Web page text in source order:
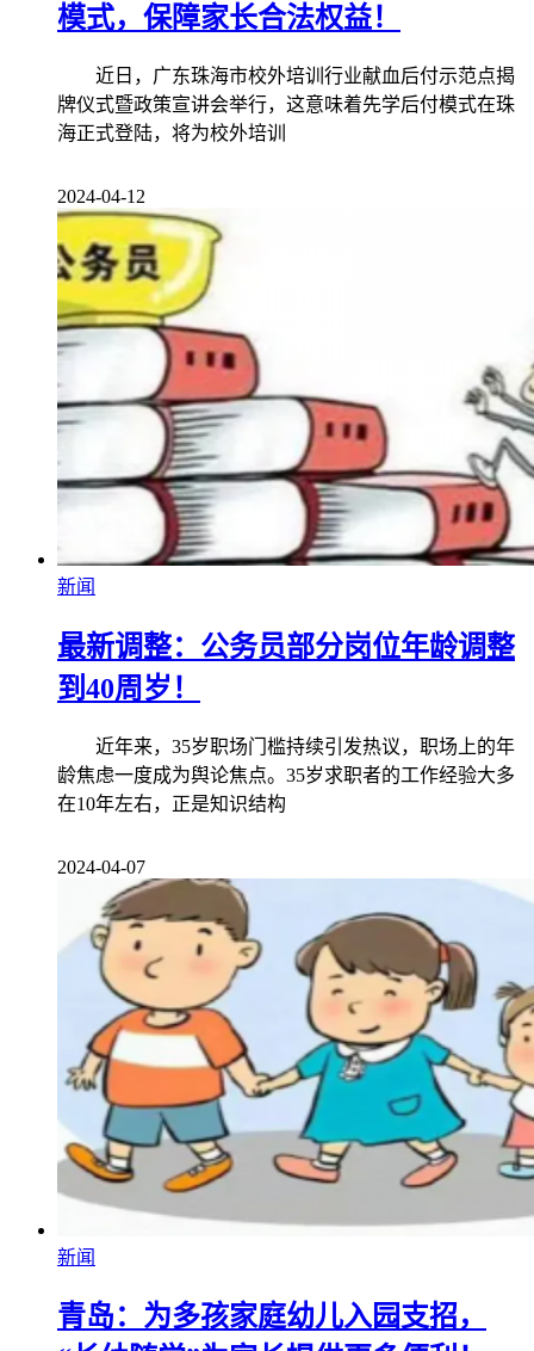
模式，保障家长合法权益！
近日，广东珠海市校外培训行业献血后付示范点揭
牌仪式暨政策宣讲会举行，这意味着先学后付模式在珠
海正式登陆，将为校外培训
2024-04-12
新闻
最新调整：公务员部分岗位年龄调整
到40周岁！
近年来，35岁职场门槛持续引发热议，职场上的年
龄焦虑一度成为舆论焦点。35岁求职者的工作经验大多
在10年左右，正是知识结构
2024-04-07
新闻
青岛：为多孩家庭幼儿入园支招，